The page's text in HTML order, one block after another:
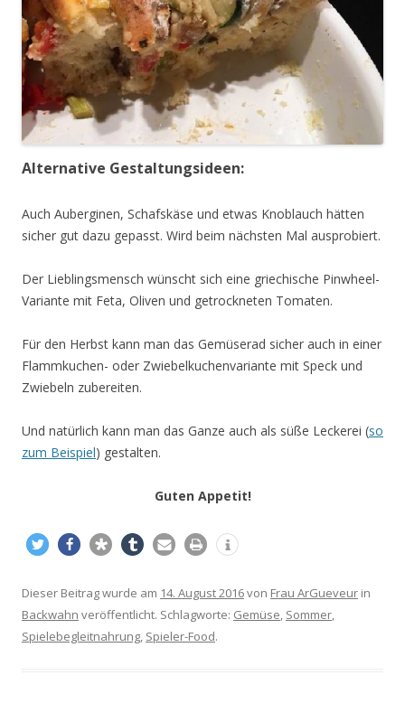
Alternative Gestaltungsideen:
Auch Auberginen, Schafskäse und etwas Knoblauch hätten
sicher gut dazu gepasst. Wird beim nächsten Mal ausprobiert.
Der Lieblingsmensch wünscht sich eine griechische Pinwheel-
Variante mit Feta, Oliven und getrockneten Tomaten.
Für den Herbst kann man das Gemüserad sicher auch in einer
Flammkuchen- oder Zwiebelkuchenvariante mit Speck und
Zwiebeln zubereiten.
Und natürlich kann man das Ganze auch als süße Leckerei (so
zum Beispiel) gestalten.
Guten Appetit!
Dieser Beitrag wurde am 14. August 2016von Frau ArGueveur in
Backwahn veröffentlicht. Schlagworte: Gemüse, Sommer,
Spielebegleitnahrung, Spieler-Food.